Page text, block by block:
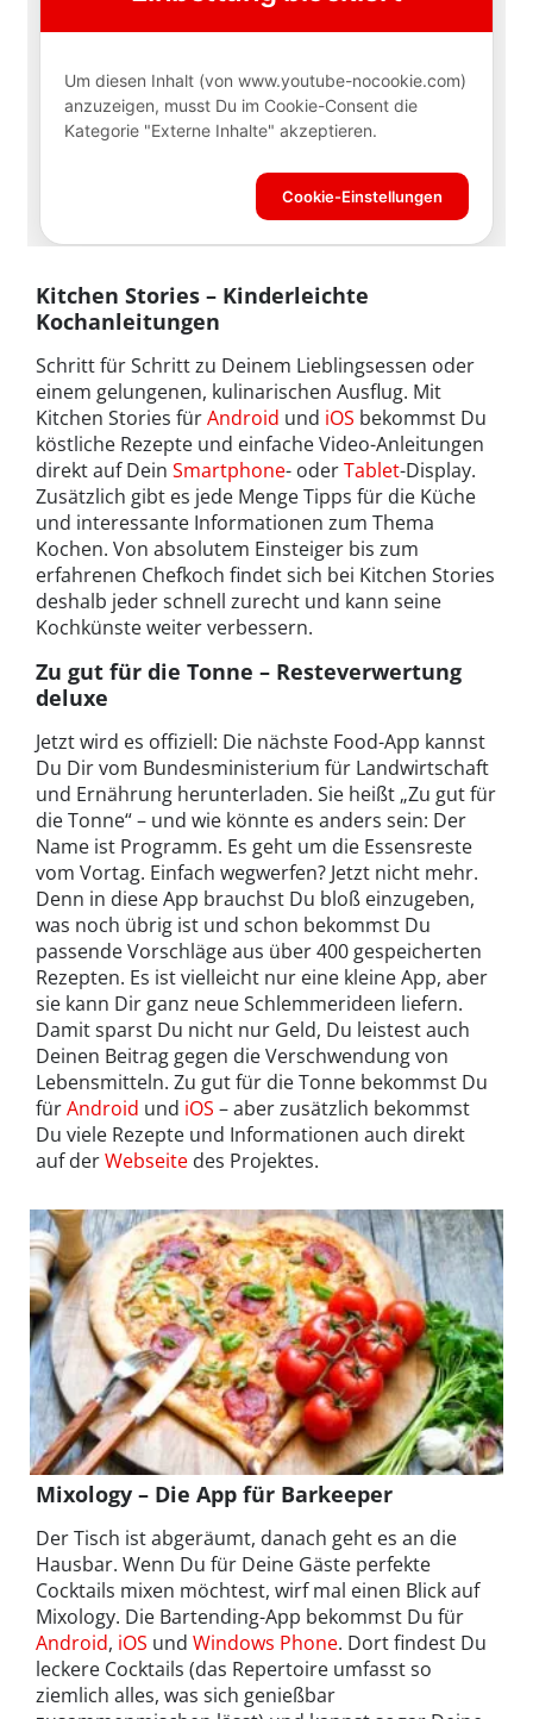
Kitchen Stories – Kinderleichte
Kochanleitungen
Schritt für Schritt zu Deinem Lieblingsessen oder
einem gelungenen, kulinarischen Ausflug. Mit
Kitchen Stories fürAndroid und iOS bekommst Du
köstliche Rezepte und einfache Video-Anleitungen
direkt auf Dein Smartphone- oderTablet-Display.
Zusätzlich gibt es jede Menge Tipps für die Küche
und interessante Informationen zum Thema
Kochen. Von absolutem Einsteiger bis zum
erfahrenen Chefkoch findet sich bei Kitchen Stories
deshalb jeder schnell zurecht und kann seine
Kochkünste weiter verbessern.
Zu gut für die Tonne – Resteverwertung
deluxe
Jetzt wird es offiziell: Die nächste Food-App kannst
Du Dir vom Bundesministerium für Landwirtschaft
und Ernährung herunterladen. Sie heißt „Zu gut für
die Tonne“ – und wie könnte es anders sein: Der
Name ist Programm. Es geht um die Essensreste
vom Vortag. Einfach wegwerfen? Jetzt nicht mehr.
Denn in diese App brauchst Du bloß einzugeben,
was noch übrig ist und schon bekommst Du
passende Vorschläge aus über 400 gespeicherten
Rezepten. Es ist vielleicht nur eine kleine App, aber
sie kann Dir ganz neue Schlemmerideen liefern.
Damit sparst Du nicht nur Geld, Du leistest auch
Deinen Beitrag gegen die Verschwendung von
Lebensmitteln. Zu gut für die Tonne bekommst Du
fürAndroid und iOS – aber zusätzlich bekommst
Du viele Rezepte und Informationen auch direkt
auf derWebseite des Projektes.
Mixology – Die App für Barkeeper
Der Tisch ist abgeräumt, danach geht es an die
Hausbar. Wenn Du für Deine Gäste perfekte
Cocktails mixen möchtest, wirf mal einen Blick auf
Mixology. Die Bartending-App bekommst Du für
Android, iOS und Windows Phone. Dort findest Du
leckere Cocktails (das Repertoire umfasst so
ziemlich alles, was sich genießbar